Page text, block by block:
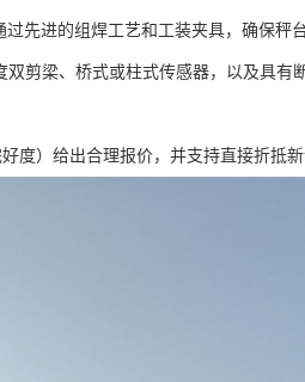
先进的组焊工艺和工装夹具，确保秤
剪梁、桥式或柱式传感器，以及具有
度）给出合理报价，并支持直接折抵新